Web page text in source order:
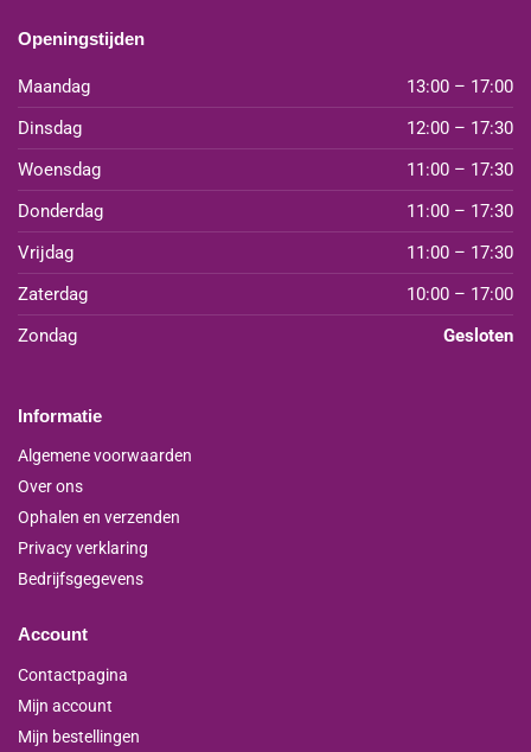
Openingstijden
Maandag
13:00 – 17:00
Dinsdag
12:00 – 17:30
Woensdag
11:00 – 17:30
Donderdag
11:00 – 17:30
Vrijdag
11:00 – 17:30
Zaterdag
10:00 – 17:00
Zondag
Gesloten
Informatie
Algemene voorwaarden
Over ons
Ophalen en verzenden
Privacy verklaring
Bedrijfsgegevens
Account
Contactpagina
Mijn account
Mijn bestellingen